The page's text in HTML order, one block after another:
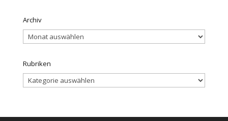
Archiv
Archiv
Rubriken
Rubriken